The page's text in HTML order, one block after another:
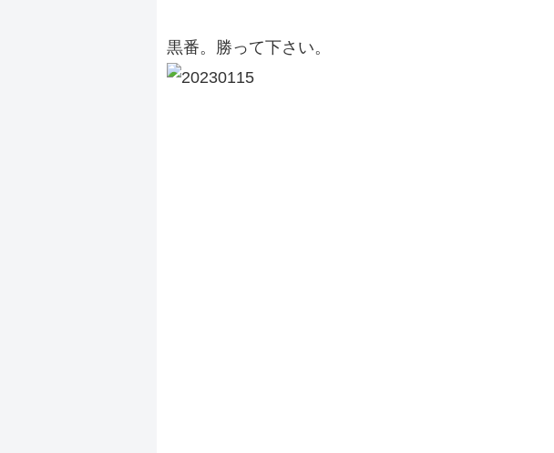
黒番。勝って下さい。